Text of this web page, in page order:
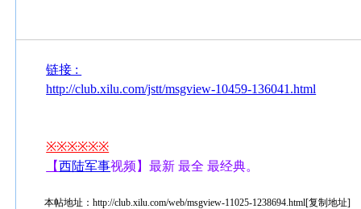
链接 :
http://club.xilu.com/jstt/msgview-10459-136041.html
※※※※※※
【西陆军事视频】最新 最全 最经典。
本帖地址：http://club.xilu.com/web/msgview-11025-1238694.html[复制地址]